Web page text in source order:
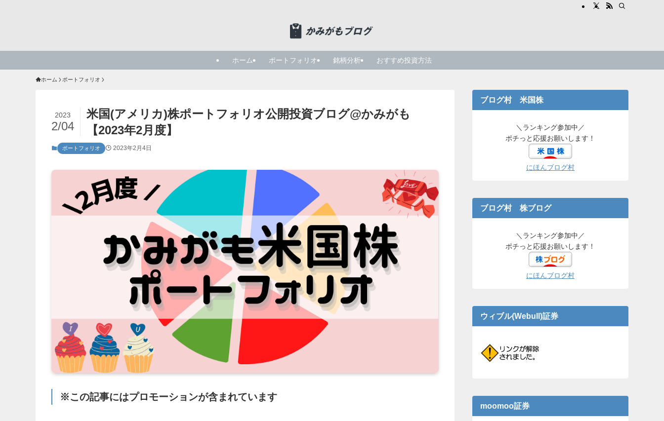
ホーム ポートフォリオ 銘柄分析 おすすめ投資方法
ホーム ポートフォリオ
米国(アメリカ)株ポートフォリオ公開投資ブログ@かみがも
【2023年2月度】
2023
2/04
ポートフォリオ 2023年2月4日
※この記事にはプロモーションが含まれています
ブログ村 米国株
＼ランキング参加中／
ポチっと応援お願いします！
にほんブログ村
ブログ村 株ブログ
＼ランキング参加中／
ポチっと応援お願いします！
にほんブログ村
ウィブル(Webull)証券
moomoo証券